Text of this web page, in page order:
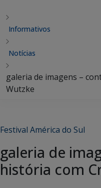
Informativos
Notícias
galeria de imagens –
Wutzke
Festival América do Sul
galeria de
história com